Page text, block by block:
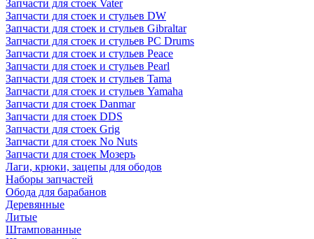
Запчасти для стоек Vater
Запчасти для стоек и стульев DW
Запчасти для стоек и стульев Gibraltar
Запчасти для стоек и стульев PC Drums
Запчасти для стоек и стульев Peace
Запчасти для стоек и стульев Pearl
Запчасти для стоек и стульев Tama
Запчасти для стоек и стульев Yamaha
Запчасти для стоек Danmar
Запчасти для стоек DDS
Запчасти для стоек Grig
Запчасти для стоек No Nuts
Запчасти для стоек Мозеръ
Лаги, крюки, зацепы для ободов
Наборы запчастей
Обода для барабанов
Деревянные
Литые
Штампованные